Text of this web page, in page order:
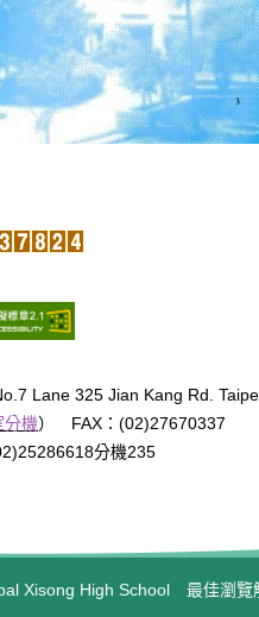
Lane 325 Jian Kang Rd.
分機） FAX：(02)27670337
分機235
Xisong High School 最佳瀏覽